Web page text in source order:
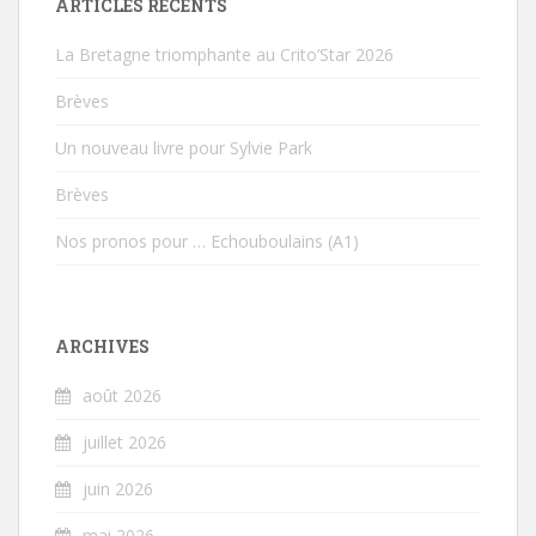
ARTICLES RÉCENTS
La Bretagne triomphante au Crito’Star 2026
Brèves
Un nouveau livre pour Sylvie Park
Brèves
Nos pronos pour … Echouboulains (A1)
ARCHIVES
août 2026
juillet 2026
juin 2026